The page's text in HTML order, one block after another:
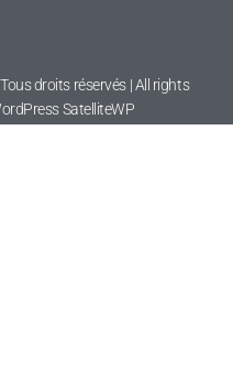
droits réservés | All rights
SatelliteWP